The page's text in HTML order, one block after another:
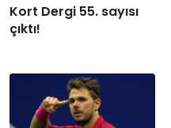
Kort Dergi 55. sayısı
çıktı!